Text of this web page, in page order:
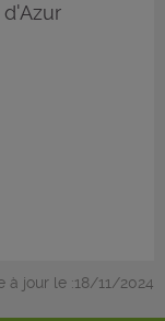
à jour le :18/11/2024